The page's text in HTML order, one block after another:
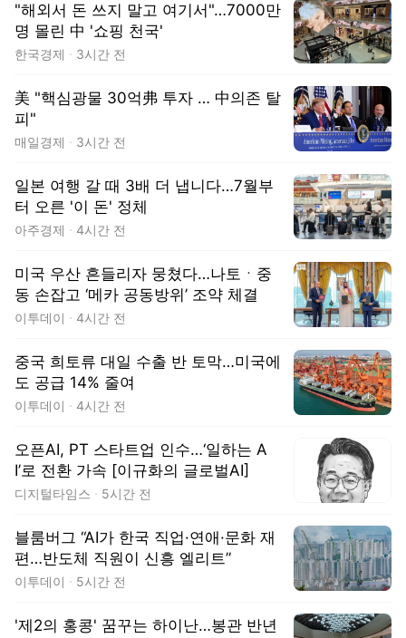
"해외서 돈 쓰지 말고 여기서"…7000만
명 몰린 中 '쇼핑 천국'
한국경제 3시간 전
美 "핵심광물 30억弗 투자 … 中의존 탈
피"
매일경제 3시간 전
일본 여행 갈 때 3배 더 냅니다…7월부
터 오른 '이 돈' 정체
아주경제 4시간 전
미국 우산 흔들리자 뭉쳤다…나토ㆍ중
동 손잡고 ‘메카 공동방위’ 조약 체결
이투데이 4시간 전
중국 희토류 대일 수출 반 토막…미국에
도 공급 14% 줄여
이투데이 4시간 전
오픈AI, PT 스타트업 인수…‘일하는 A
I’로 전환 가속 [이규화의 글로벌AI]
디지털타임스 5시간 전
블룸버그 “AI가 한국 직업·연애·문화 재
편…반도체 직원이 신흥 엘리트”
이투데이 5시간 전
'제2의 홍콩' 꿈꾸는 하이난…봉관 반년